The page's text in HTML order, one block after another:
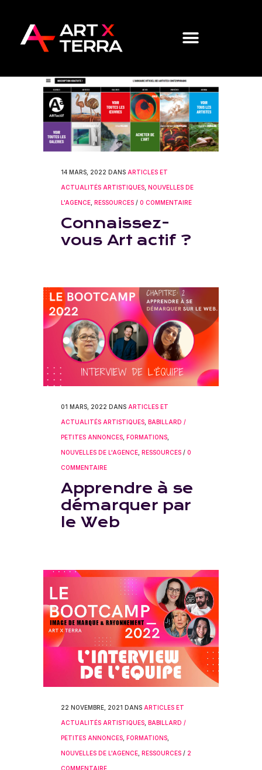
14 MARS, 2022 DANS ARTICLES ET
ACTUALITÉS ARTISTIQUES NOUVELLES DE
L'AGENCE RESSOURCES / 0 COMMENTAIRE
Connaissez-
vous Art actif ?
01 MARS, 2022 DANS ARTICLES ET
ACTUALITÉS ARTISTIQUES, BABILLARD /
PETITES ANNONCES, FORMATIONS,
NOUVELLES DE L'AGENCE, RESSOURCES / 0
COMMENTAIRE
Apprendre à se
démarquer par
le Web
22 NOVEMBRE, 2021 DANS ARTICLES ET
ACTUALITÉS ARTISTIQUES BABILLARD /
PETITES ANNONCES FORMATIONS
NOUVELLES DE L'AGENCE RESSOURCES / 2
COMMENTAIRE